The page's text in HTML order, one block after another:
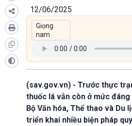
12/06/2025
(sav.gov.vn) - Trước thực
thuốc lá vẫn còn ở mức
Bộ Văn hóa, Thể thao và Du
triển khai nhiều biện pháp